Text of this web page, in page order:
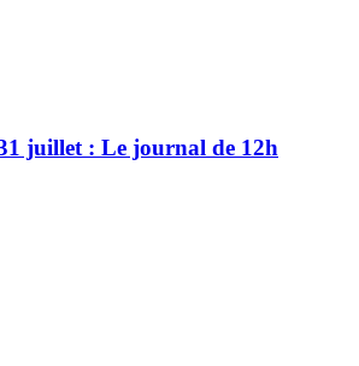
juillet : Le journal de 12h